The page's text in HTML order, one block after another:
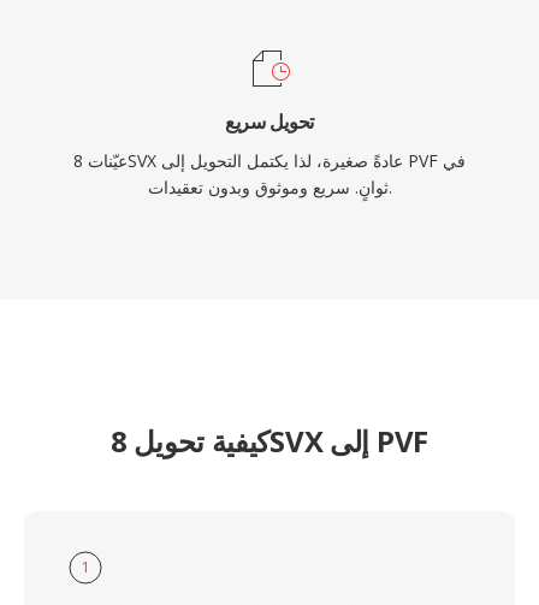
تحويل سريع
عيّنات 8SVX عادةً صغيرة، لذا يكتمل التحويل إلى PVF في
ثوانٍ. سريع وموثوق وبدون تعقيدات.
كيفية تحويل 8SVX إلى PVF
1